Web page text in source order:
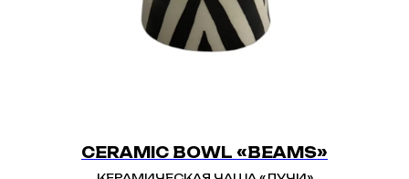
CERAMIC BOWL «BEAMS»